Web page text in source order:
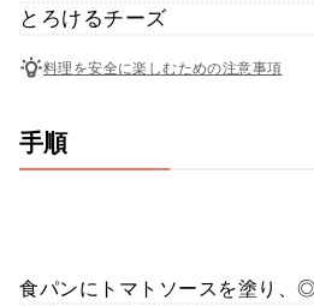
とろけるチーズ
料理を安全に楽しむための注意事項
手順
食パンにトマトソースを塗り、